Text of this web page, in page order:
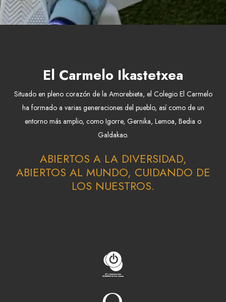
El Carmelo Ikastetxea
Situado en pleno corazón de la Amorebieta, el Colegio El Carmelo
ha formado a varias generaciones del pueblo, así como de un
entorno más amplio, como Igorre, Gernika, Lemoa, Bedia o
Galdakao.
ABIERTOS A LA DIVERSIDAD,
ABIERTOS AL MUNDO, CUIDANDO DE
LOS NUESTROS.